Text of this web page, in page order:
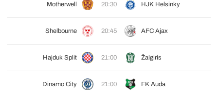
Motherwell 20:30 HJK Helsinky
Shelbourne 20:45 AFC Ajax
Hajduk Split 21:00 Žalgiris
Dinamo City 21:00 FK Auda